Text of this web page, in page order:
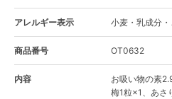
アレルギー表示 小麦・乳成分
商品番号 OT0632
内容
お吸い物の素
梅1粒×1、あさ